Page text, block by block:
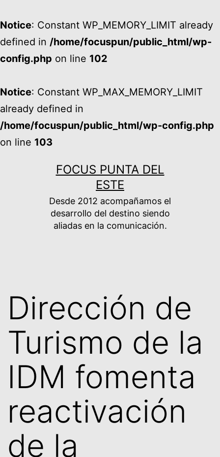
Notice: Constant WP_MEMORY_LIMIT already
defined in /home/focuspun/public_html/wp-
config.php on line 102
Notice: Constant WP_MAX_MEMORY_LIMIT
already defined in
/home/focuspun/public_html/wp-config.php
on line 103
FOCUS PUNTA DEL
ESTE
Desde 2012 acompañamos el
desarrollo del destino siendo
aliadas en la comunicación.
Dirección de
Turismo de la
IDM fomenta
reactivación
de la